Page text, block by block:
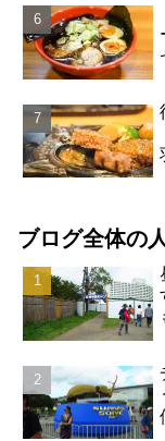
ブログ全体の